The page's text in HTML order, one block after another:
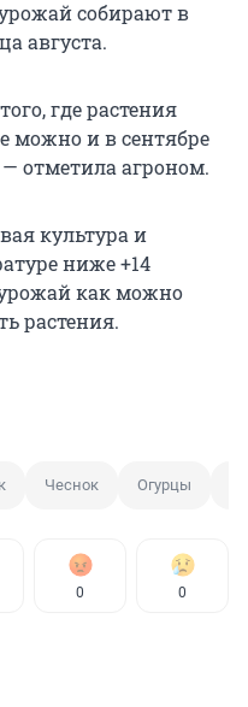
собирают в
августа.
где растения
можно и в сентябре
отметила агроном.
культура и
ниже +14
как можно
растения.
Чеснок Огурцы
0 0